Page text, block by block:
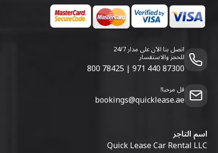
اتصل بنا الآن على مدار 24/7
للحجز والاستفسار
800 78425 | 971 440 87300
قل مرحبا!
bookings@quicklease.ae
اسم التاجر
Quick Lease Car Rental LLC